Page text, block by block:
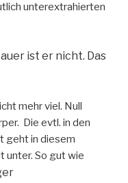
unterextrahierten
ist er nicht. Das
mehr viel. Null
Die evtl. in den
geht in diesem
unter. So gut wie